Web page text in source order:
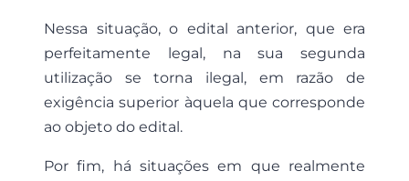
Nessa situação, o edital anterior, que era
perfeitamente legal, na sua segunda
utilização se torna ilegal, em razão de
exigência superior àquela que corresponde
ao objeto do edital.
Por fim, há situações em que realmente